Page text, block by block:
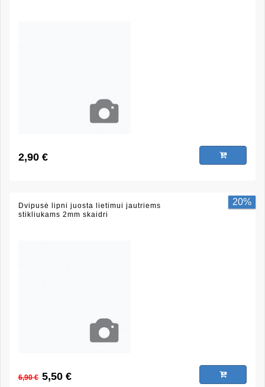
2,90 €
20%
Dvipusė lipni juosta lietimui jautriems
stikliukams 2mm skaidri
6,90 € 5,50 €